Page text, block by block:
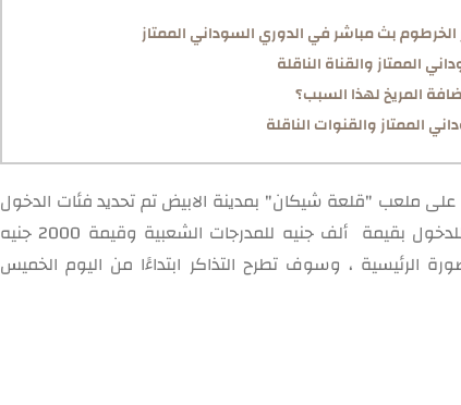
بث مباشر في الدوري السوداني الممتاز
الممتاز والقناة الناقلة
المريخ لهذا السبب؟
الممتاز والقنوات الناقلة
ملعب "قلعة شيكان" بمدينة الابيض تم تحديد فئات الدخول
لمتابعة أحداث المباراة ، حيث جاءت أسعار التذاكر للدخول بقيمة ألف جنيه للمدرجات الشعبية وقيمة 2000 جنيه
، و قيمة 3000 جنيه للمقصورة الرئيسية ، وسوف تطرح التذاكر ابتداءًا من اليوم الخميس